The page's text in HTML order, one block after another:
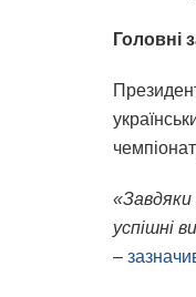
Головні
успішні
–